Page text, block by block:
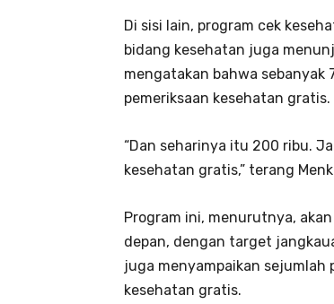
Di sisi lain, program cek
bidang kesehatan juga
mengatakan bahwa sebanyak
pemeriksaan kesehatan gratis.
“Dan seharinya itu 200 ribu.
kesehatan gratis,” terang
Program ini, menurutnya,
depan, dengan target
juga menyampaikan sejumlah
kesehatan gratis.